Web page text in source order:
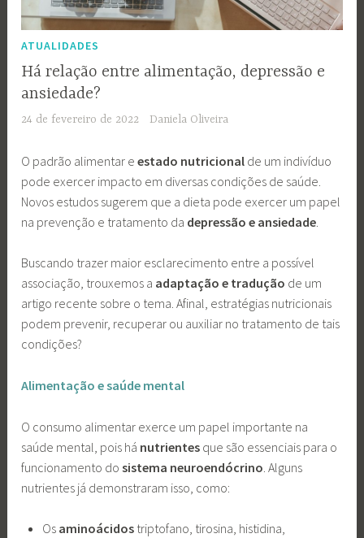
ATUALIDADES
Há relação entre alimentação, depressão e
ansiedade?
24 de fevereiro de 2022 Daniela Oliveira
O padrão alimentar eestado nutricional de um indivíduo
pode exercer impacto em diversas condições de saúde.
Novos estudos sugerem que a dieta pode exercer um papel
na prevenção e tratamento da depressão e ansiedade
Buscando trazer maior esclarecimento entre a possível
associação, trouxemos a adaptação e tradução de um
artigo recente sobre o tema. Afinal, estratégias nutricionais
podem prevenir, recuperar ou auxiliar no tratamento de tais
condições?
Alimentação e saúde mental
O consumo alimentar exerce um papel importante na
saúde mental, pois há nutrientes que são essenciais para o
funcionamento dosistema neuroendócrino . Alguns
nutrientes já demonstraram isso, como:
Os aminoácidostriptofano, tirosina, histidina,